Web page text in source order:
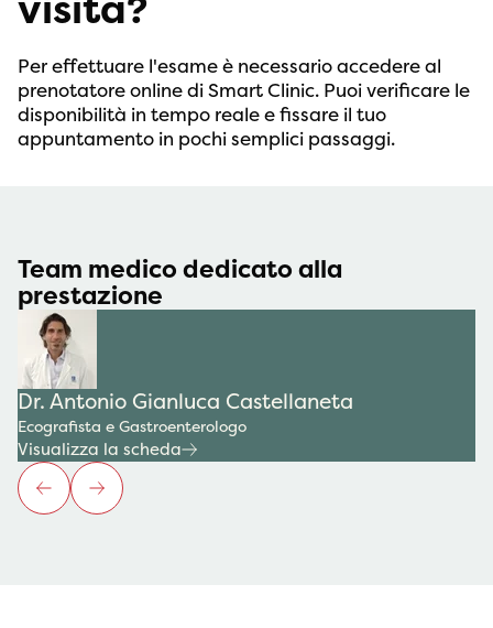
visita?
Per effettuare l'esame è necessario accedere al
prenotatore online di Smart Clinic. Puoi verificare le
disponibilità in tempo reale e fissare il tuo
appuntamento in pochi semplici passaggi.
Team medico dedicato alla
prestazione
Dr. Antonio Gianluca Castellaneta
Ecografista e Gastroenterologo
Visualizza la scheda